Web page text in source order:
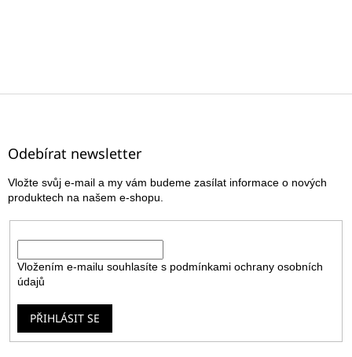
Z
Odebírat newsletter
Vložte svůj e-mail a my vám budeme zasílat informace o nových
produktech na našem e-shopu.
Vložením e-mailu souhlasíte s podmínkami ochrany osobních
údajů
PŘIHLÁSIT SE